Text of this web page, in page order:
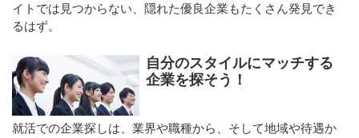
イトでは見つからない、隠れた優良企業もたくさん発見でき
るはず。
自分のスタイルにマッチする
企業を探そう！
就活での企業探しは、業界や職種から、そして地域や待遇か